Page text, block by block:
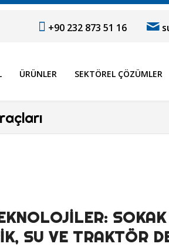
+90 232 873 51 16
ÜRÜNLER SEKTÖREL ÇÖZÜMLER
SOKAK
SU VE TRAKTÖR